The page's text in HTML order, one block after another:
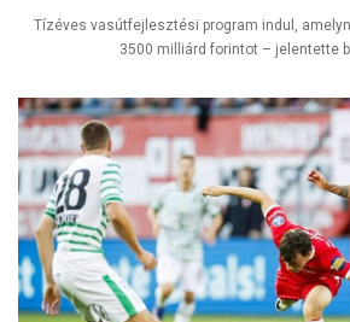
Tízéves vasútfejlesztési program indul,
3500 milliárd forintot – jelentette
Tweet